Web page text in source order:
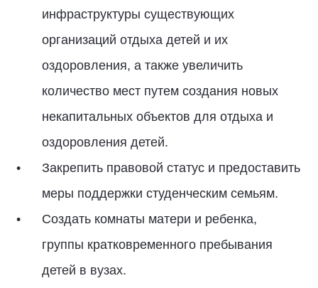
инфраструктуры существующих
организаций отдыха детей и их
оздоровления, а также увеличить
количество мест путем создания новых
некапитальных объектов для отдыха и
оздоровления детей.
Закрепить правовой статус и предоставить
меры поддержки студенческим семьям.
Создать комнаты матери и ребенка,
группы кратковременного пребывания
детей в вузах.